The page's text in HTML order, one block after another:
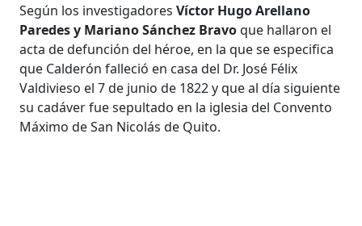
Según los investigadores Víctor Hugo Arellano
Paredes y Mariano Sánchez Bravoque hallaron el
acta de defunción del héroe, en la que se especifica
que Calderón falleció en casa del Dr. José Félix
Valdivieso el 7 de junio de 1822 y que al día siguiente
su cadáver fue sepultado en la iglesia del Convento
Máximo de San Nicolás de Quito.